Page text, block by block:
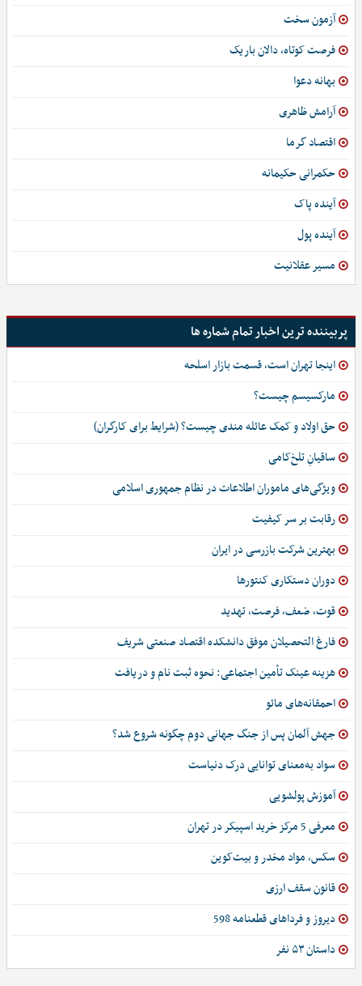
آزمون سخت
فرصت کوتاه، دالان باریک
بهانه دعوا
آرامش ظاهری
اقتصاد گرما
حکمرانی حکیمانه
آینده پاک
آینده پول
مسیر عقلانیت
پربیننده ترین اخبار تمام شماره ها
اینجا تهران است، قسمت بازار اسلحه
مارکسیسم چیست؟
حق اولاد و کمک عائله مندی چیست؟ (شرایط برای کارگران)
ساقیانِ تلخ‌کامی
ویژگی‌های ماموران اطلاعات در نظام جمهوری اسلامی
رقابت بر سر کیفیت
بهترین شرکت بازرسی در ایران
دوران دستکاری کنتورها
قوت، ضعف، فرصت، تهدید
فارغ التحصیلان موفق دانشکده اقتصاد صنعتی شریف
هزینه عینک تأمین اجتماعی: نحوه ثبت نام و دریافت
احمقانه‌های مائو
جهش آلمان پس از جنگ جهانی دوم چگونه شروع شد؟
سواد به‌معنای توانایی درک دنیاست
آموزش پولشویی
معرفی 5 مرکز خرید اسپیکر در تهران
سکس، مواد مخدر و بیت‌کوین
قانون سقف ارزی
دیروز و فرداهای قطعنامه 598
داستان ۵۳ نفر